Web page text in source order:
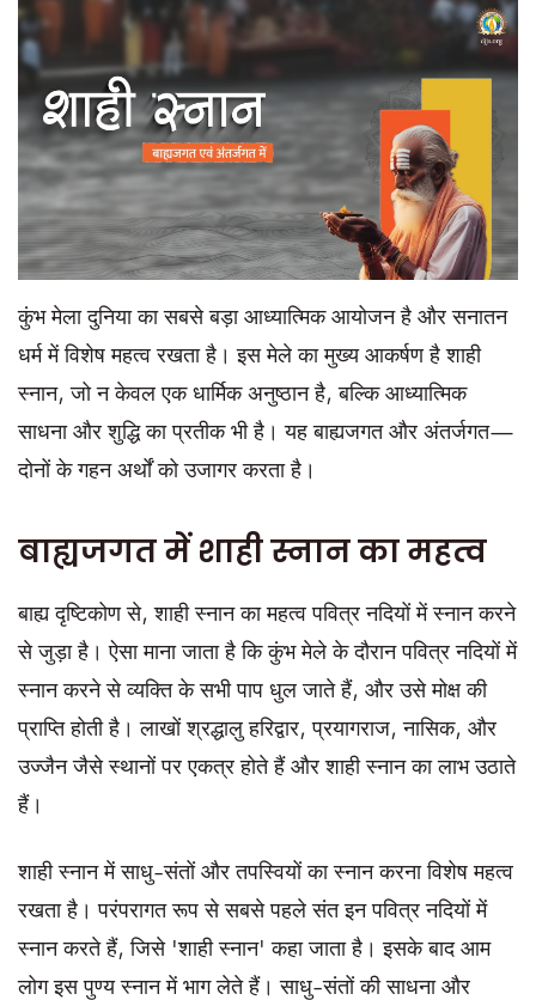
कुंभ मेला दुनिया का सबसे बड़ा आध्यात्मिक आयोजन है और सनातन
धर्म में विशेष महत्व रखता है। इस मेले का मुख्य आकर्षण है शाही
स्नान, जो न केवल एक धार्मिक अनुष्ठान है, बल्कि आध्यात्मिक
साधना और शुद्धि का प्रतीक भी है। यह बाह्यजगत और अंतर्जगत—
दोनों के गहन अर्थों को उजागर करता है।
बाह्यजगत में शाही स्नान का महत्व
बाह्य दृष्टिकोण से, शाही स्नान का महत्व पवित्र नदियों में स्नान करने
से जुड़ा है। ऐसा माना जाता है कि कुंभ मेले के दौरान पवित्र नदियों में
स्नान करने से व्यक्ति के सभी पाप धुल जाते हैं, और उसे मोक्ष की
प्राप्ति होती है। लाखों श्रद्धालु हरिद्वार, प्रयागराज, नासिक, और
उज्जैन जैसे स्थानों पर एकत्र होते हैं और शाही स्नान का लाभ उठाते
हैं।
शाही स्नान में साधु-संतों और तपस्वियों का स्नान करना विशेष महत्व
रखता है। परंपरागत रूप से सबसे पहले संत इन पवित्र नदियों में
स्नान करते हैं, जिसे 'शाही स्नान' कहा जाता है। इसके बाद आम
लोग इस पुण्य स्नान में भाग लेते हैं। साधु-संतों की साधना और